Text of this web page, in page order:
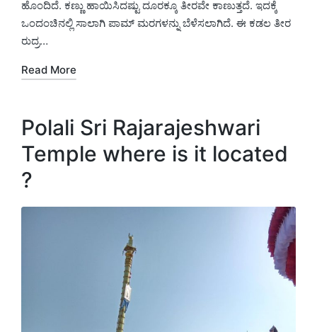
ಹೊಂದಿದೆ. ಕಣ್ಣು ಹಾಯಿಸಿದಷ್ಟು ದೂರಕ್ಕೂ ತೀರವೇ ಕಾಣುತ್ತದೆ. ಇದಕ್ಕೆ
ಒಂದಂಚಿನಲ್ಲಿ ಸಾಲಾಗಿ ಪಾಮ್‌ ಮರಗಳನ್ನು ಬೆಳೆಸಲಾಗಿದೆ. ಈ ಕಡಲ ತೀರ
ರುದ್ರ…
Read More
Polali Sri Rajarajeshwari
Temple where is it located
?